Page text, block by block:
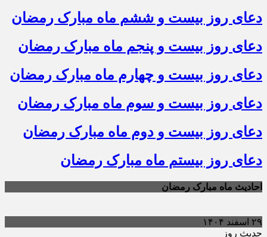
دعای روز بیست و ششم ماه مبارک رمضان
دعای روز بیست و پنجم ماه مبارک رمضان
دعای روز بیست و چهارم ماه مبارک رمضان
دعای روز بیست و سوم ماه مبارک رمضان
دعای روز بیست و دوم ماه مبارک رمضان
دعای روز بیستم ماه مبارک رمضان
احادیث ماه مبارک رمضان
۲۹ اسفند ۱۴۰۴
حدیث روز